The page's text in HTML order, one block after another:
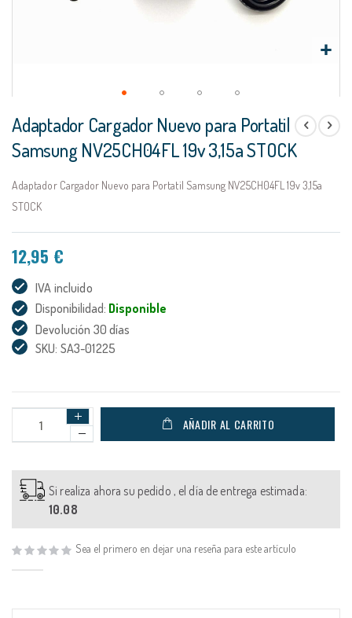
al
comienzo
de
galería
de
Adaptador Cargador Nuevo para Portatil
Samsung NV25CH04FL 19v 3,15a STOCK
Adaptador Cargador Nuevo para Portatil Samsung NV25CH04FL 19v 3,15a
STOCK
12,95 €
IVA incluido
Disponibilidad: Disponible
Devolución 30 días
SKU: SA3-01225
AÑADIR AL CARRITO
Si realiza ahora su pedido , el día de entrega estimada:
10.08
Sea el primero en dejar una reseña para este artículo